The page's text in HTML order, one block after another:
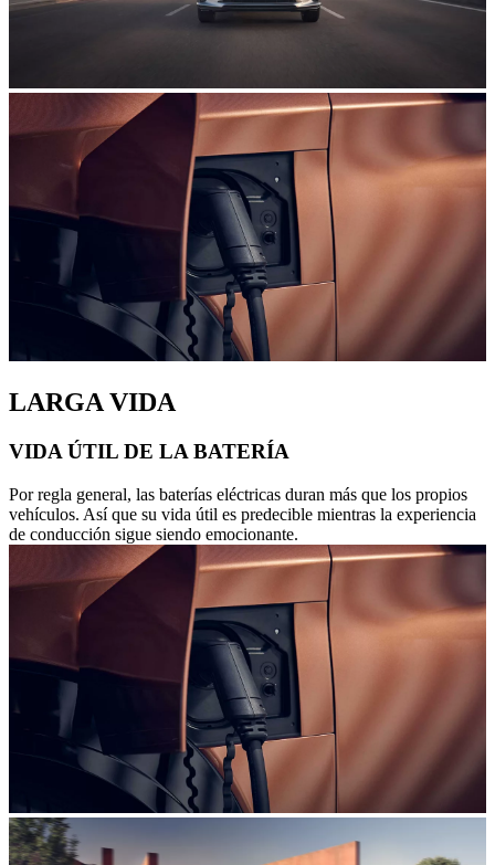
LARGA VIDA
VIDA ÚTIL DE LA BATERÍA
Por regla general, las baterías eléctricas duran más que los propios
vehículos. Así que su vida útil es predecible mientras la experiencia
de conducción sigue siendo emocionante.